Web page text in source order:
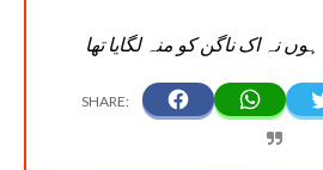
نہ اک ناگن کو منہ لگایا تھا